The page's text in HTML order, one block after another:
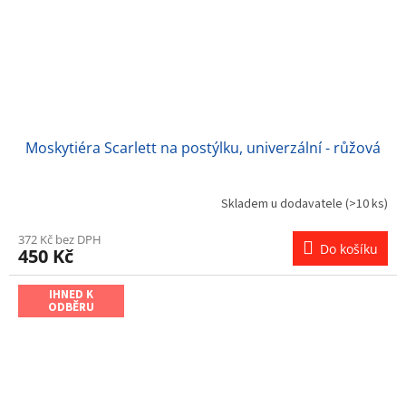
Moskytiéra Scarlett na postýlku, univerzální - růžová
Skladem u dodavatele (>10 ks)
372 Kč bez DPH
450 Kč Do košíku
IHNED K
ODBĚRU